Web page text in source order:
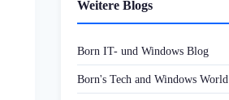
Weitere Blogs
Born IT- und Windows Blog
Born's Tech and Windows World